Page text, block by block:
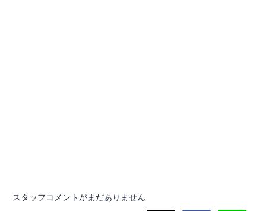
スタッフコメントがまだありません